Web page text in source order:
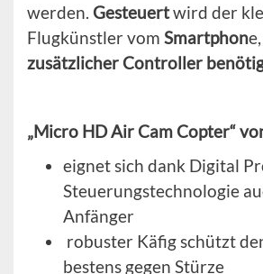
werden. Gesteuertwird der
Flugkünstler vom Smartphon
zusätzlicher Controller
„Micro HD Air Cam Copter“
eignet sich dank Digital
Steuerungstechnologie
Anfänger
robuster Käfig schützt
bestens gegen Stürze